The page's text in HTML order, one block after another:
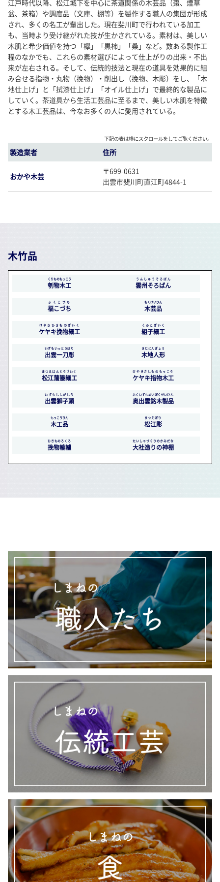
江戸時代以降、松江城下を中心に茶道関係の木芸品（棗、煙草
盆、茶箱）や調度品（文庫、棚等）を製作する職人の集団が形成
され、多くの名工が輩出した。現在斐川町で行われている加工
も、当時より受け継がれた技が生かされている。素材は、美しい
木肌と希少価値を持つ「欅」「黒柿」「桑」など。数ある製作工
程のなかでも、これらの素材選びによって仕上がりの出来・不出
来が左右される。そして、伝統的技法と現在の道具を効果的に組
み合せる指物・丸物（挽物）・削出し（挽物、木彫）をし、「木
地仕上げ」と「拭漆仕上げ」「オイル仕上げ」で最終的な製品に
していく。茶道具から生活工芸品に至るまで、美しい木肌を特徴
とする木工芸品は、今なお多くの人に愛用されている。
下記の表は横にスクロールをしてご覧ください。
製造業者 住所
おかや木芸
〒699-0631
出雲市斐川町直江町4844-1
木竹品
刳物木工
くりものもっこう
雲州そろばん
うんしゅうそろばん
福こづち
ふくこづち
木芸品
もくげいひん
ケヤキ挽物細工
けやきひきものざいく
組子細工
くみこざいく
出雲一刀彫
いずもいっとうぼり
木地人形
きじにんぎょう
松江藩籐細工
まつえはんとうざいく
ケヤキ指物木工
けやきさしものもっこう
出雲獅子頭
いずもししがしら
奥出雲銘木製品
おくいずもめいぼくせいひん
木工品
もっこうひん
松江彫
まつえぼり
挽物轆轤
ひきものろくろ
大社造りの神棚
たいしゃづくりのかみだな